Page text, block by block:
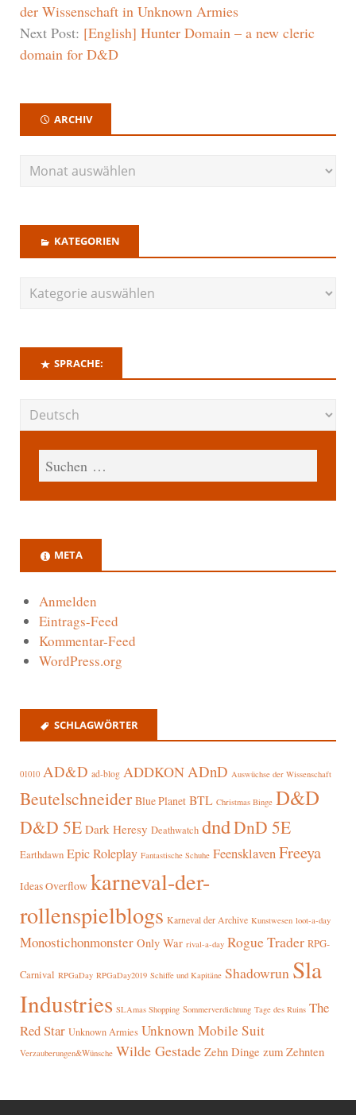
der Wissenschaft in Unknown Armies
Next Post: [English] Hunter Domain – a new cleric
domain for D&D
ARCHIV
KATEGORIEN
SPRACHE:
META
Anmelden
Eintrags-Feed
Kommentar-Feed
WordPress.org
SCHLAGWÖRTER
01010 AD&D ad-blog ADDKONADnD Auswüchse der Wissenschaft
Beutelschneider Blue Planet BTL Christmas Binge D&D
D&D 5E Dark Heresy Deathwatch dndDnD 5E
Earthdawn Epic Roleplay Fantastische Schuhe FeensklavenFreeya
Ideas Overflow karneval-der-
rollenspielblogs Karneval der Archive Kunstwesen loot-a-day
Monostichonmonster Only War rival-a-day Rogue Trader RPG-
Carnival RPGaDay RPGaDay2019 Schiffe und Kapitäne Shadowrun Sla
Industries SLAmas Shopping Sommerverdichtung Tage des Ruins The
Red Star Unknown Armies Unknown Mobile Suit
Verzauberungen&Wünsche Wilde Gestade Zehn Dinge zum Zehnten